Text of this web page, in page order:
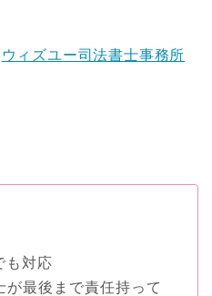
ウィズユー司法書士事務所
も対応
が最後まで責任持って